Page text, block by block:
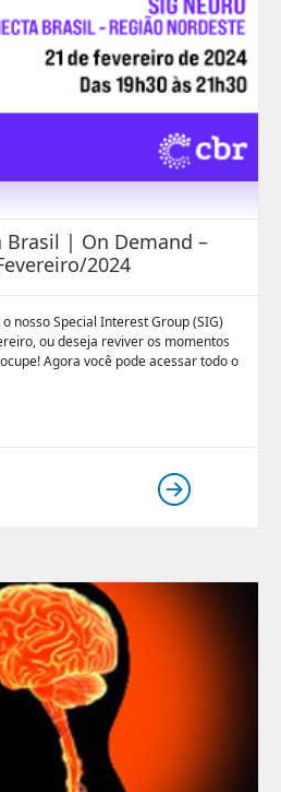
Brasil | On Demand –
2024
nosso Special Interest Group (SIG)
ou deseja reviver os momentos
Agora você pode acessar todo o